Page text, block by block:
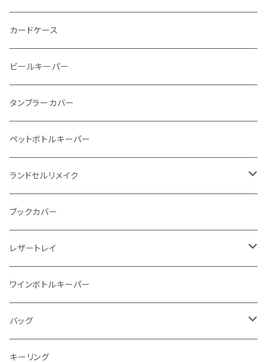
ストーンウォレット
メタルウォレット
インビジブルウォレット
イントレチャート 編み込みアートウォレット
"Crammy"L字フラップウォレット
"メッセージ"カリグラフィーウォレット
折り財布
L字ファスナー
柔らか革財布
イントレチャート
ラウンドファスナー
カードケース
ビールキーパー
タンブラーカバー
ペットボトルキーパー
ランドセルリメイク
写真立て
ブックカバー
レザートレイ
番外編"Wave"
通常盤
ワインボトルキーパー
バッグ
トートバッグ
キーリング